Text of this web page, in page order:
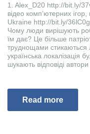
1. Alex_D20 http://bit.ly/
відео комп’ютерних
Ukraine http://bit.ly/
Чому люди вирішують
їм дає? Це більше
труднощами стикаються
українська локалізація
шукають відповіді
Read more